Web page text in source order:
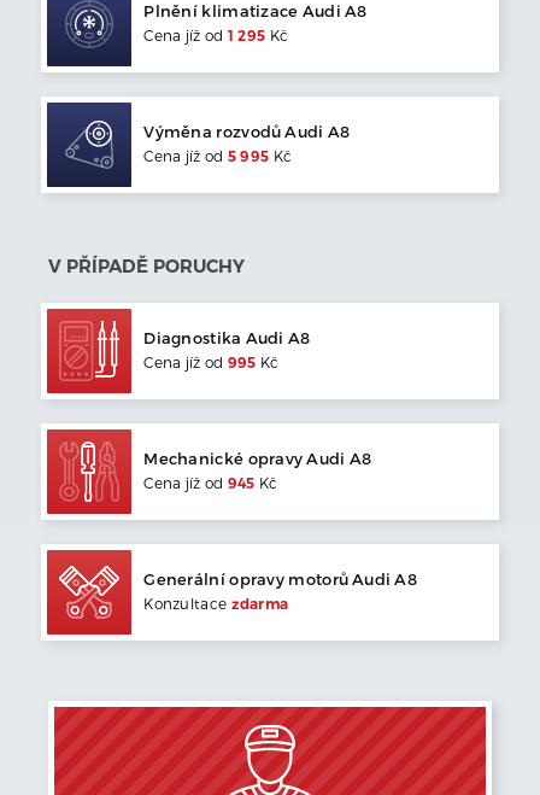
Plnění klimatizace Audi A8
Cena jíž od 1 295 Kč
Výměna rozvodů Audi A8
Cena jíž od 5 995 Kč
V PŘÍPADĚ PORUCHY
Diagnostika Audi A8
Cena jíž od 995 Kč
Mechanické opravy Audi A8
Cena jíž od 945 Kč
Generální opravy motorůAudi A8
Konzultace zdarma